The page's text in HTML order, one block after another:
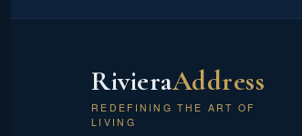
RivieraAddress
REDEFINING THE ART OF
LIVING